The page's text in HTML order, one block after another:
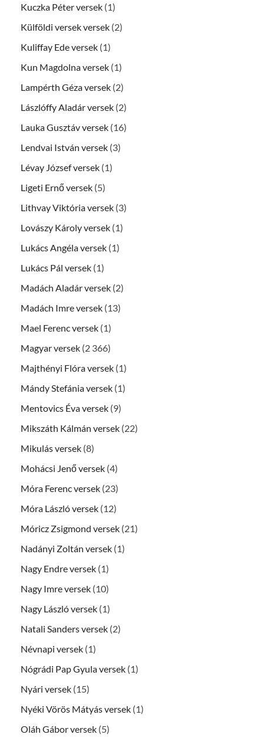
Kuczka Péter versek (1)
Külföldi versek versek (2)
Kuliffay Ede versek (1)
Kun Magdolna versek (1)
Lampérth Géza versek (2)
Lászlóffy Aladár versek (2)
Lauka Gusztáv versek (16)
Lendvai István versek (3)
Lévay József versek (1)
Ligeti Ernő versek (5)
Lithvay Viktória versek (3)
Lovászy Károly versek (1)
Lukács Angéla versek (1)
Lukács Pál versek (1)
Madách Aladár versek (2)
Madách Imre versek (13)
Mael Ferenc versek (1)
Magyar versek (2 366)
Majthényi Flóra versek (1)
Mándy Stefánia versek (1)
Mentovics Éva versek (9)
Mikszáth Kálmán versek (22)
Mikulás versek (8)
Mohácsi Jenő versek (4)
Móra Ferenc versek (23)
Móra László versek (12)
Móricz Zsigmond versek (21)
Nadányi Zoltán versek (1)
Nagy Endre versek (1)
Nagy Imre versek (10)
Nagy László versek (1)
Natali Sanders versek (2)
Névnapi versek (1)
Nógrádi Pap Gyula versek (1)
Nyári versek (15)
Nyéki Vörös Mátyás versek (1)
Oláh Gábor versek (5)